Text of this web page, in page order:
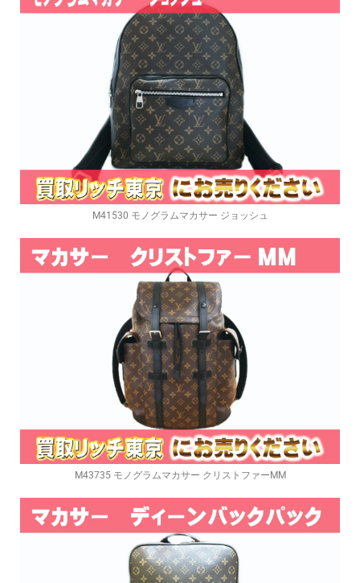
M41530 モノグラムマカサー ジョッシュ
M43735 モノグラムマカサー クリストファーMM